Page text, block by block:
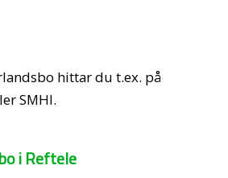
hittar du t.ex. på
SMHI.
i Reftele